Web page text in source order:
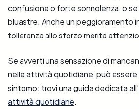
confusione o forte sonnolenza, o
bluastre. Anche un peggioramento
tolleranza allo sforzo merita
Se avverti una sensazione di
nelle attività quotidiane, può
sintomo: trovi una guida dedicata all’
attività quotidiane.